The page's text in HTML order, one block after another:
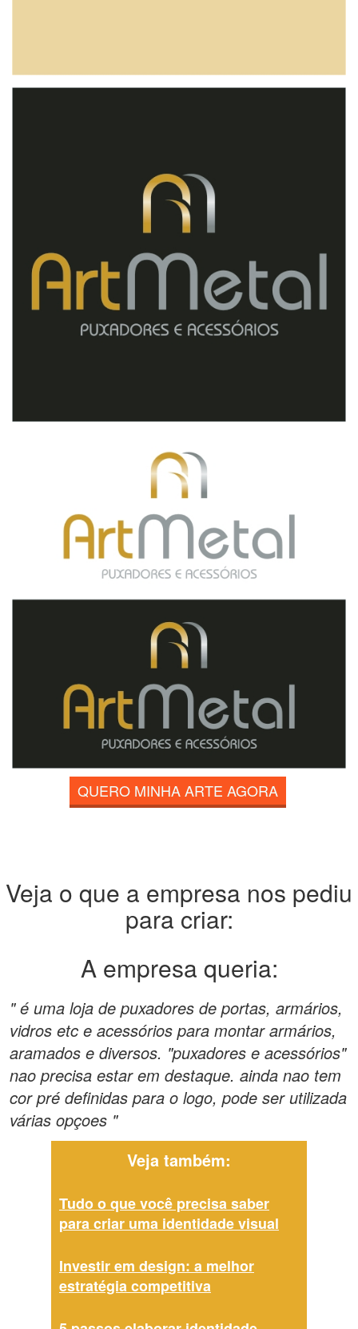
QUERO MINHA ARTE AGORA
Veja o que a empresa nos pediu
para criar:
A empresa queria:
" é uma loja de puxadores de portas, armários,
vidros etc e acessórios para montar armários,
aramados e diversos. "puxadores e acessórios"
nao precisa estar em destaque. ainda nao tem
cor pré definidas para o logo, pode ser utilizada
várias opçoes "
Veja também:
Tudo o que você precisa saber
para criar uma identidade visual
Investir em design: a melhor
estratégia competitiva